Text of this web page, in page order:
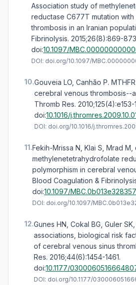
Association study of
reductase C677T mutation
thrombosis in an Iranian
Fibrinolysis. 2015;26(8):869-
doi:10.1097/
DOI: doi.org/10.1097/
10.Gouveia LO, Canhão P.
cerebral venous thrombosis--
Thromb Res. 2010;125(4):e153-
doi:10.1016/
DOI: doi.org/10.1016/
11.Fekih-Mrissa N, Klai S, Mrad
methylenetetrahydrofolate
polymorphism in cerebral
Blood Coagulation &
doi:10.1097/
DOI: doi.org/10.1097/
12.Gunes HN, Cokal BG, Guler
associations, biological risk
of cerebral venous sinus
Res. 2016;44(6):1454-1461.
doi:10.1177/
DOI: doi.org/10.1177/